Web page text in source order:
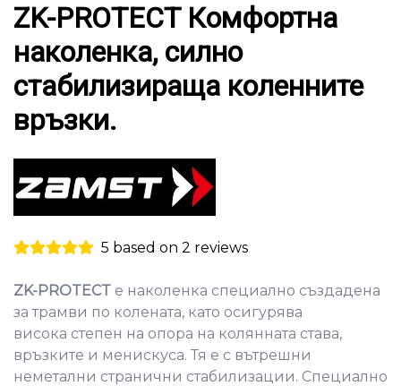
ZK-PROTECT Комфортна
наколенка, силно
стабилизираща коленните
връзки.
5 based on 2 reviews
ZK-PROTECT е наколенка специално създадена
за трамви по колената, като осигурява
висока степен на опора на колянната става,
връзките и менискуса. Тя е с вътрешни
неметални странични стабилизации. Специално